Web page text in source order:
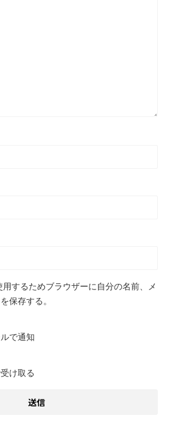
するためブラウザーに自分の名前、メ
保存する。
で通知
け取る